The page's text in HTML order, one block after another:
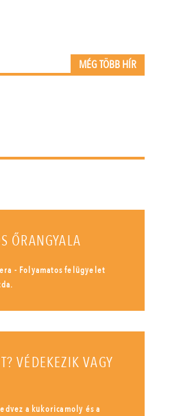
MÉG TÖBB HÍR
ŐRANGYALA
- Folyamatos felügyelet
VÉDEKEZIK VAGY
a kukoricamoly és a